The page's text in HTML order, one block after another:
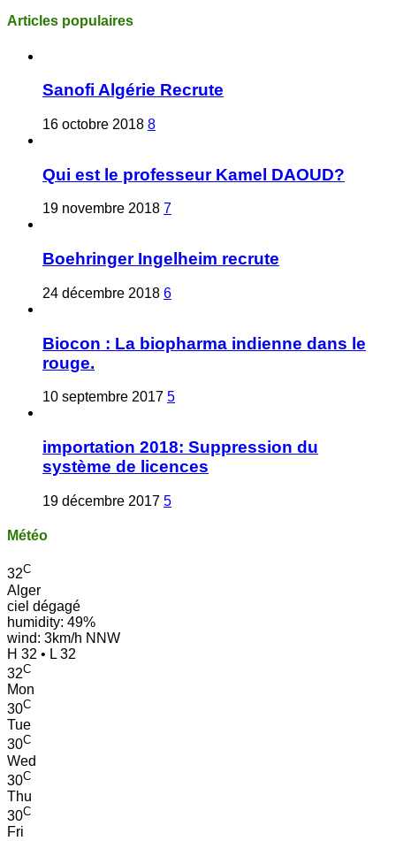
Articles populaires
Sanofi Algérie Recrute
16 octobre 2018 8
Qui est le professeur Kamel DAOUD?
19 novembre 2018 7
Boehringer Ingelheim recrute
24 décembre 2018 6
Biocon : La biopharma indienne dans le
rouge.
10 septembre 2017 5
importation 2018: Suppression du
système de licences
19 décembre 2017 5
Météo
32C
Alger
ciel dégagé
humidity: 49%
wind: 3km/h NNW
H 32 • L 32
32C
Mon
30C
Tue
30C
Wed
30C
Thu
30C
Fri